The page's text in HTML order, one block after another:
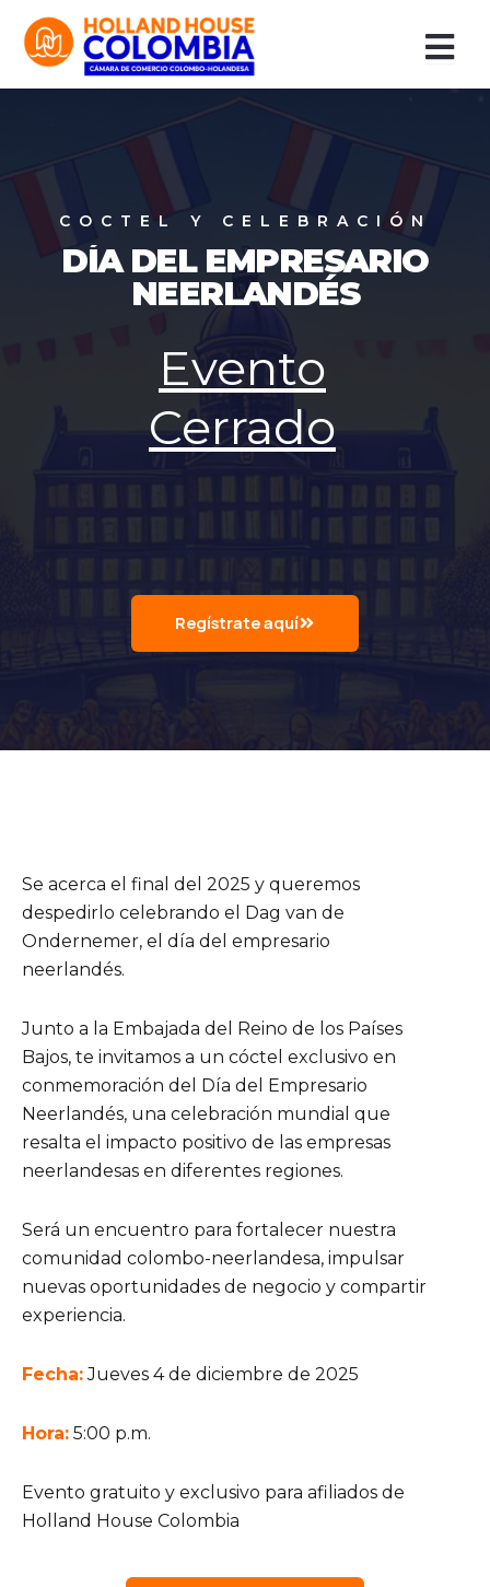
contenido
COCTEL Y CELEBRACIÓN
DÍA DEL EMPRESARIO
NEERLANDÉS
Evento
Cerrado
Regístrate aquí
Se acerca el final del 2025 y queremos
despedirlo celebrando el Dag van de
Ondernemer, el día del empresario
neerlandés.
Junto a la Embajada del Reino de los Países
Bajos, te invitamos a un cóctel exclusivo en
conmemoración del Día del Empresario
Neerlandés, una celebración mundial que
resalta el impacto positivo de las empresas
neerlandesas en diferentes regiones.
Será un encuentro para fortalecer nuestra
comunidad colombo-neerlandesa, impulsar
nuevas oportunidades de negocio y compartir
experiencia.
Fecha:Jueves 4 de diciembre de 2025
Hora: 5:00 p.m.
Evento gratuito y exclusivo para afiliados de
Holland House Colombia